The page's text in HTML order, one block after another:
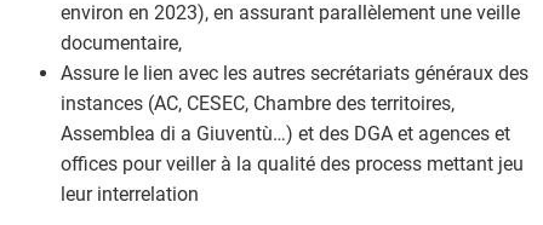
environ en 2023), en assurant parallèlement une veille
documentaire,
Assure le lien avec les autres secrétariats généraux des
instances (AC, CESEC, Chambre des territoires,
Assemblea di a Giuventù…) et des DGA et agences et
offices pour veiller à la qualité des process mettant jeu
leur interrelation